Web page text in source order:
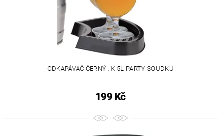
ODKAPÁVAČ ČERNÝ . K 5L PARTY SOUDKU
199 Kč